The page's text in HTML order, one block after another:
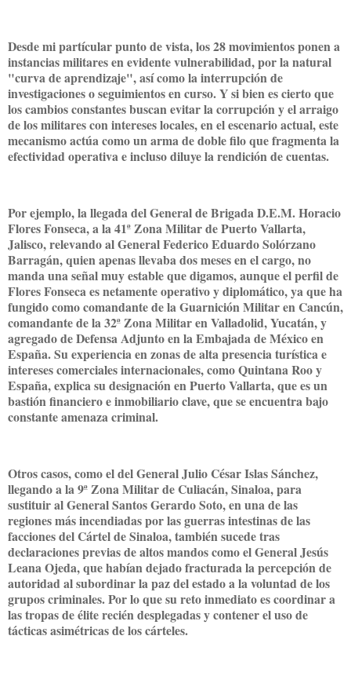
Desde mi partícular punto de vista, los 28 movimientos ponen a
instancias militares en evidente vulnerabilidad, por la natural
"curva de aprendizaje", así como la interrupción de
investigaciones o seguimientos en curso. Y si bien es cierto que
los cambios constantes buscan evitar la corrupción y el arraigo
de los militares con intereses locales, en el escenario actual, este
mecanismo actúa como un arma de doble filo que fragmenta la
efectividad operativa e incluso diluye la rendición de cuentas.
Por ejemplo, la llegada del General de Brigada D.E.M. Horacio
Flores Fonseca, a la 41ª Zona Militar de Puerto Vallarta,
Jalisco, relevando al General Federico Eduardo Solórzano
Barragán, quien apenas llevaba dos meses en el cargo, no
manda una señal muy estable que digamos, aunque el perfil de
Flores Fonseca es netamente operativo y diplomático, ya que ha
fungido como comandante de la Guarnición Militar en Cancún,
comandante de la 32ª Zona Militar en Valladolid, Yucatán, y
agregado de Defensa Adjunto en la Embajada de México en
España. Su experiencia en zonas de alta presencia turística e
intereses comerciales internacionales, como Quintana Roo y
España, explica su designación en Puerto Vallarta, que es un
bastión financiero e inmobiliario clave, que se encuentra bajo
constante amenaza criminal.
Otros casos, como el del General Julio César Islas Sánchez,
llegando a la 9ª Zona Militar de Culiacán, Sinaloa, para
sustituir al General Santos Gerardo Soto, en una de las
regiones más incendiadas por las guerras intestinas de las
facciones del Cártel de Sinaloa, también sucede tras
declaraciones previas de altos mandos como el General Jesús
Leana Ojeda, que habían dejado fracturada la percepción de
autoridad al subordinar la paz del estado a la voluntad de los
grupos criminales. Por lo que su reto inmediato es coordinar a
las tropas de élite recién desplegadas y contener el uso de
tácticas asimétricas de los cárteles.